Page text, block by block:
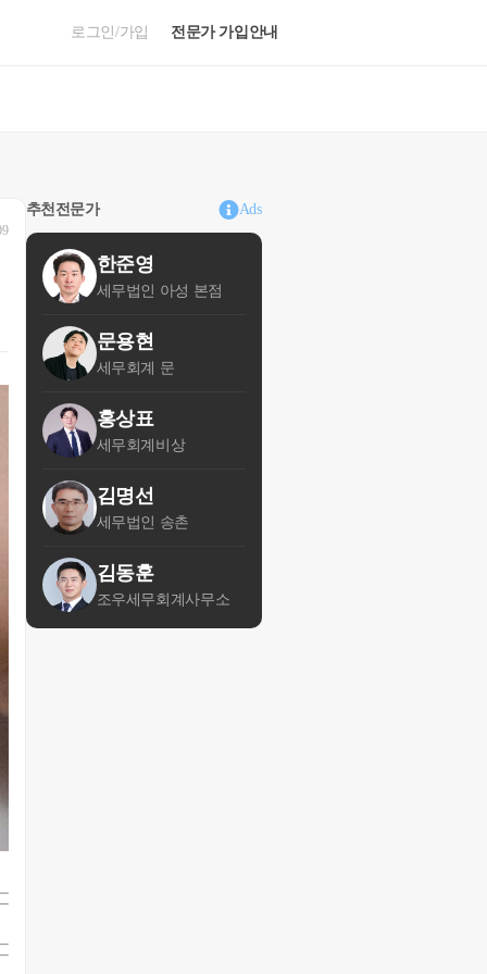
로그인/가입 전문가 가입안내
추천전문가 Ads
한준영
세무법인 아성 본점
문용현
세무회계 문
홍상표
세무회계비상
김명선
세무법인 송촌
김동훈
조우세무회계사무소